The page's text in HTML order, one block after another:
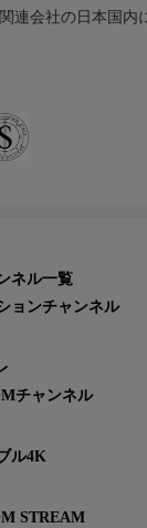
連会社の日本国内
ネル一覧
ョンチャンネル
チャンネル
ル4K
STREAM